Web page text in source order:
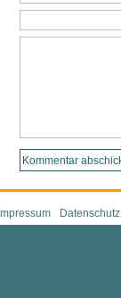
Impressum Datenschutz